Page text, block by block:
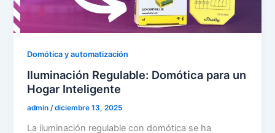
Domótica y automatización
Iluminación Regulable: Domótica para un
Hogar Inteligente
admin/diciembre 13, 2025
La iluminación regulable con domótica se ha